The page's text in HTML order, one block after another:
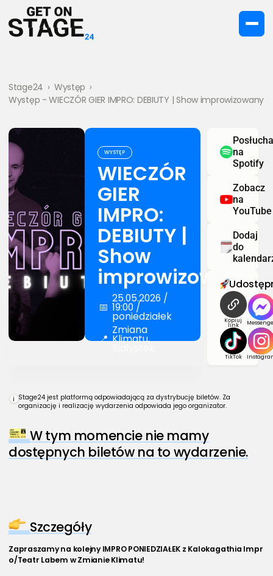
Stage24 › Występ ›
Występ - WIECZÓR GIER IMPRO: DEBIUTY | Show improwizowany
WYSTĘP
WIECZÓR
GIER
IMPRO:
DEBIUTY |
Show
improwizowany
📅
25.05.2026 /
19:00 /
poniedziałek
📍
Zmiana
Klimatu,
na
Spotify
Zobacz
na
YouTube
Dodaj
do
Kopiuj
link
TikTok
i Stage24 jest platformą odpowiadającą za dystrybucję biletów. Za
organizację i realizację wydarzenia odpowiada jego organizator.
W tym momencie nie mamy
dostępnych biletów na to wydarzenie.
Szczegóły
Zapraszamy na kolejny IMPRO PONIEDZIAŁEK z Kalokagathia Impr
o/Teatr Labem w Zmianie Klimatu!